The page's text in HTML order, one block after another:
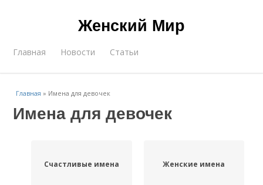
Женский Мир
Главная Новости Статьи
Главная » Имена для девочек
Имена для девочек
Счастливые имена Женские имена